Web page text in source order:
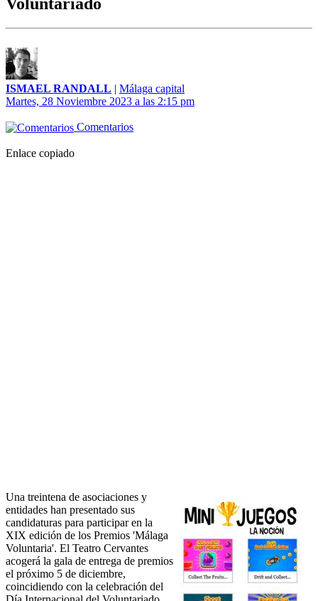
ISMAEL RANDALL | Málaga capital
Martes, 28 Noviembre 2023 a las 2:15 pm
Comentarios
Enlace copiado
Una treintena de asociaciones y
entidades han presentado sus
candidaturas para participar en la
XIX edición de los Premios 'Málaga
Voluntaria'. El Teatro Cervantes
acogerá la gala de entrega de premios
el próximo 5 de diciembre,
coincidiendo con la celebración del